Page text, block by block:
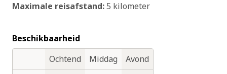
Maximale reisafstand:5 kilometer
Beschikbaarheid
Dagdelen
DagenOchtend Middag
Avond